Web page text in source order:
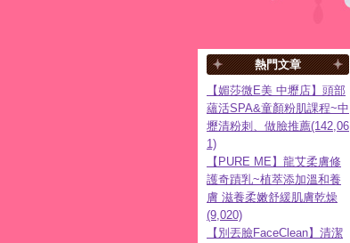
熱門文章
【媚莎微E美 中壢店】頭部
蘊活SPA&童顏粉肌課程~中
壢清粉刺、做臉推薦(142,06
1)
【PURE ME】龍艾柔膚修
護奇蹟乳~植萃添加溫和養
膚 滋養柔嫩舒緩肌膚乾燥
(9,020)
【別丟臉FaceClean】清潔